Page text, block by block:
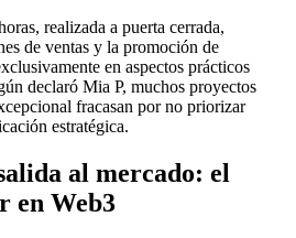
realizada a puerta cerrada,
de ventas y la promoción de
en aspectos prácticos
declaró Mia P, muchos proyectos
fracasan por no priorizar
estratégica.
al mercado: el
en Web3